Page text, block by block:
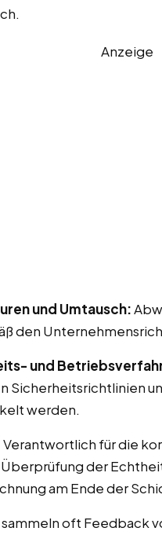
Anzeige
und Umtausch:
den
und
Sicherheitsrichtlinien
werden.
Verantwortlich für die
der
am Ende der
sammeln oft Feedback